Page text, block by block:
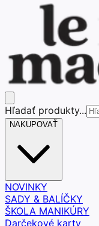
Hľadať produkty...
NAKUPOVAŤ
NOVINKY
SADY & BALÍČKY
ŠKOLA MANIKÚRY
Darčekové karty